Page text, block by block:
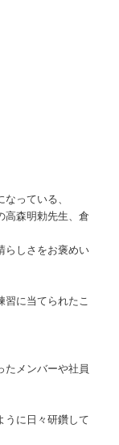
っている、
高森明勅先生、倉
らしさをお褒めい
に当てられたこ
たメンバーや社員
うに日々研鑽して